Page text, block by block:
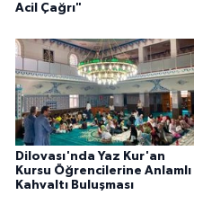
Acil Çağrı"
Dilovası'nda Yaz Kur'an
Kursu Öğrencilerine Anlamlı
Kahvaltı Buluşması